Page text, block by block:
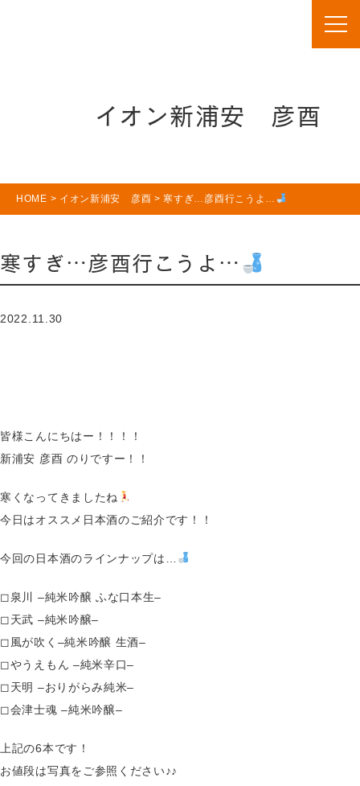
イオン新浦安 彦酉
HOME > イオン新浦安 彦酉 >寒すぎ…彦酉行こうよ…
寒すぎ…彦酉行こうよ…
2022.11.30
皆様こんにちはー！！！！
新浦安 彦酉 のりですー！！
寒くなってきましたね
今日はオススメ日本酒のご紹介です！！
今回の日本酒のラインナップは…
◻︎泉川 –純米吟醸 ふな口本生–
◻︎天武 –純米吟醸–
◻︎風が吹く–純米吟醸 生酒–
◻︎やうえもん –純米辛口–
◻︎天明 –おりがらみ純米–
◻︎会津士魂 –純米吟醸–
上記の6本です！
お値段は写真をご参照ください♪♪